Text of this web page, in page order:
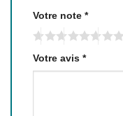
Votre note *
Votre avis *